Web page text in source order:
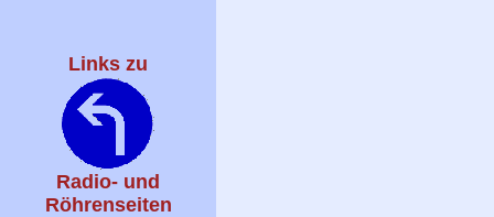
Links zu
Radio- und
Röhrenseiten